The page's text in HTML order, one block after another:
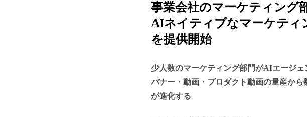
事業会社のマーケティング
AIネイティブなマーケティ
を提供開始
少人数のマーケティング部門がAIエージ
バナー・動画・プロダクト動画の量産か
が進化する